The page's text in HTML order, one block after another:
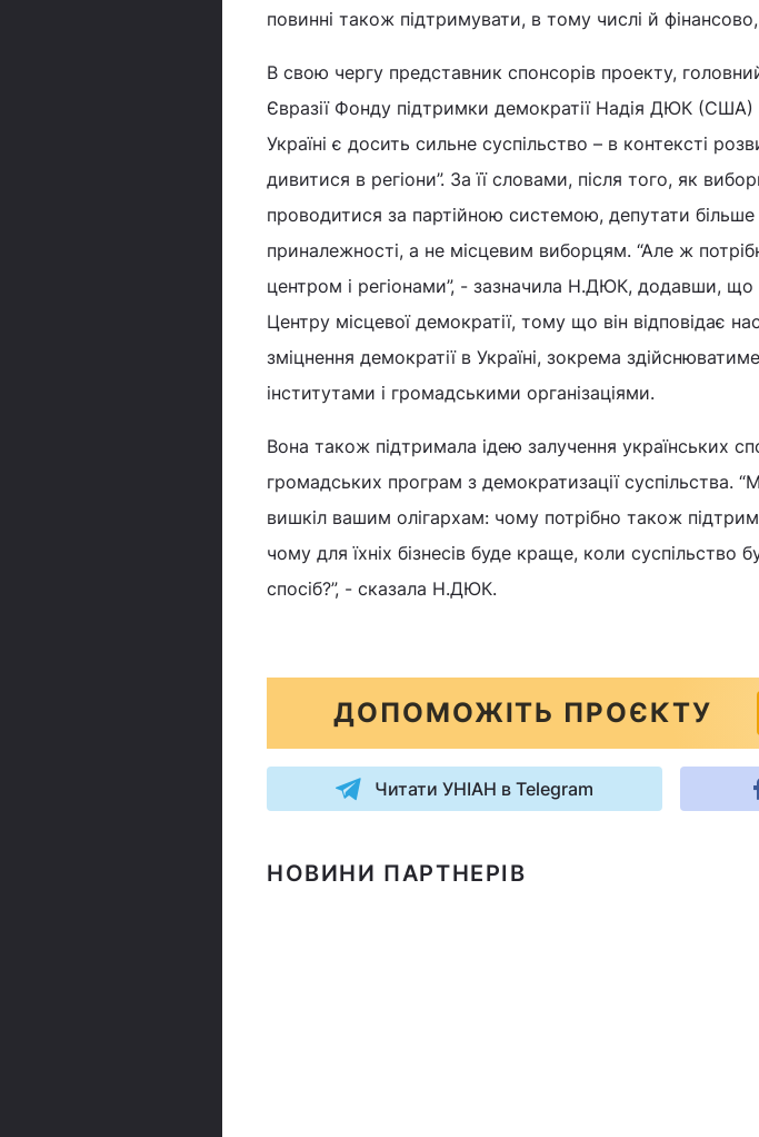
повинні також підтримувати, в тому числі й
В свою чергу представник спонсорів проекту,
Євразії Фонду підтримки демократії Надія ДЮК
Україні є досить сильне суспільство – в контексті
дивитися в регіони”. За її словами, після того, як
проводитися за партійною системою, депутати більше
приналежності, а не місцевим виборцям. “Але ж
центром і регіонами”, - зазначила Н.ДЮК, додавши,
Центру місцевої демократії, тому що він відповідає
зміцнення демократії в Україні, зокрема
інститутами і громадськими організаціями.
Вона також підтримала ідею залучення українських
громадських програм з демократизації суспільства.
вишкіл вашим олігархам: чому потрібно також
чому для їхніх бізнесів буде краще, коли
спосіб?”, - сказала Н.ДЮК.
ДОПОМОЖІТЬ ПРОЄКТУ
Читати УНІАН в Telegram
НОВИНИ ПАРТНЕРІВ